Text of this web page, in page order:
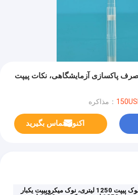
پاکسازی آزمایشگاهی، نکات پیپت
اکنون تماس بگیرید
نوک پیپت 1250 لیتری، نوک میکروپیپت یکبار